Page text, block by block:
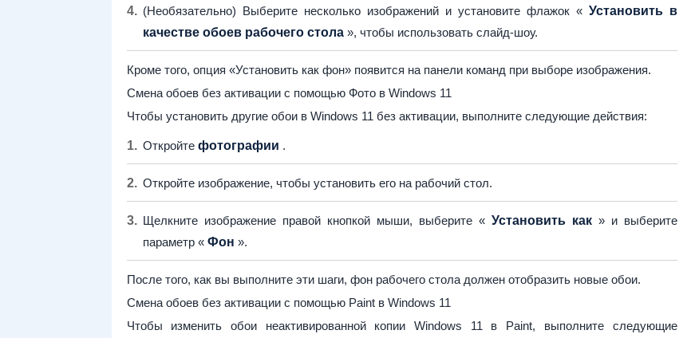
(Необязательно) Выберите несколько изображений и установите флажок « Установить в
качестве обоев рабочего стола», чтобы использовать слайд-шоу.
Кроме того, опция «Установить как фон» появится на панели команд при выборе изображения.
Смена обоев без активации с помощью Фото в Windows 11
Чтобы установить другие обои в Windows 11 без активации, выполните следующие действия:
Откройте фотографии .
Откройте изображение, чтобы установить его на рабочий стол.
Щелкните изображение правой кнопкой мыши, выберите « Установить как» и выберите
параметр « Фон ».
После того, как вы выполните эти шаги, фон рабочего стола должен отобразить новые обои.
Смена обоев без активации с помощью Paint в Windows 11
Чтобы изменить обои неактивированной копии Windows 11 в Paint, выполните следующие